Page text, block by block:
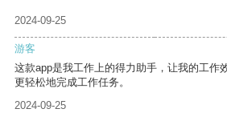
2024-09-25
游客
这款app是我工作上的得力助手，让我的工作
更轻松地完成工作任务。
2024-09-25